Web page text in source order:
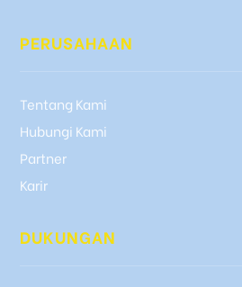
PERUSAHAAN
Tentang Kami
Hubungi Kami
Partner
Karir
DUKUNGAN